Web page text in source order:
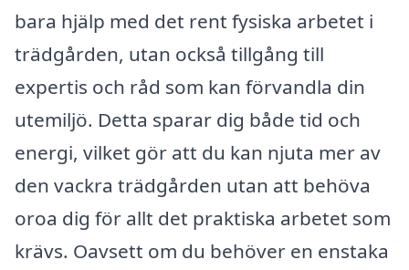
bara hjälp med det rent fysiska arbetet i
trädgården, utan också tillgång till
expertis och råd som kan förvandla din
utemiljö. Detta sparar dig både tid och
energi, vilket gör att du kan njuta mer av
den vackra trädgården utan att behöva
oroa dig för allt det praktiska arbetet som
krävs. Oavsett om du behöver en enstaka